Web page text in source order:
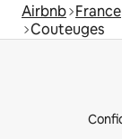
Airbnb France
Couteuges